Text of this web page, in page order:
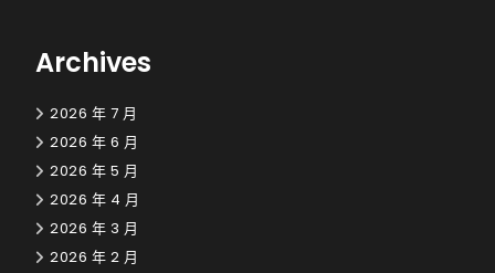
Archives
2026 年 7 月
2026 年 6 月
2026 年 5 月
2026 年 4 月
2026 年 3 月
2026 年 2 月